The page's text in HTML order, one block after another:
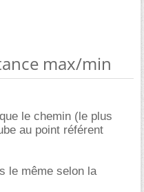
max/min
le chemin (le plus
au point référent
le même selon la